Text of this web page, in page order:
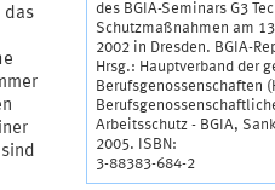
das
des BGIA-Seminars G3
Schutzmaßnahmen am
2002 in Dresden. BGIA-
Hrsg.: Hauptverband der
Berufsgenossenschaften
Arbeitsschutz - BGIA,
2005. ISBN:
3-88383-684-2